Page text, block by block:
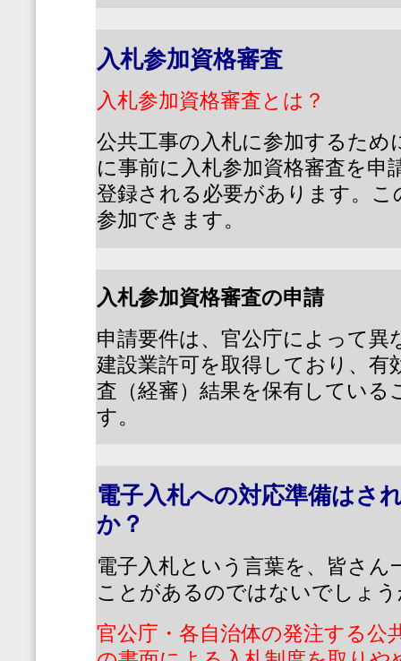
入札参加資格審査
入札参加資格審査とは？
公共工事の入札に参加するため
に事前に入札参加資格審査を申
登録される必要があります。
参加できます。
入札参加資格審査の申請
申請要件は、官公庁によって異
建設業許可を取得しており、有
査（経審）結果を保有している
す。
電子入札への対応準備はさ
か？
電子入札という言葉を、皆さ
ことがあるのではないでしょ
官公庁・各自治体の発注する公